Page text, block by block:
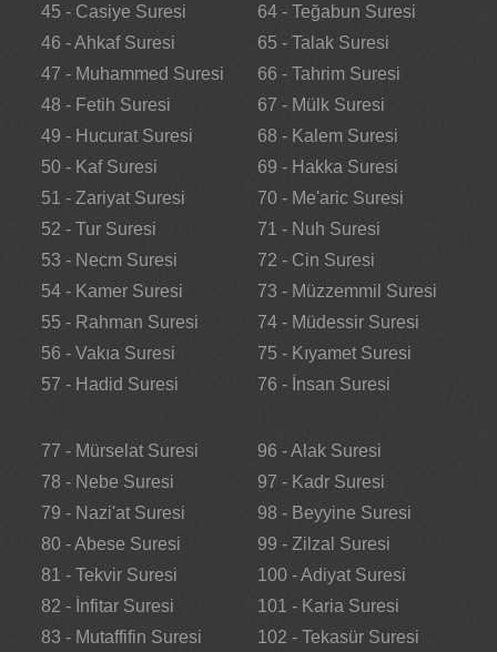
45 - Casiye Suresi
46 - Ahkaf Suresi
47 - Muhammed Suresi
48 - Fetih Suresi
49 - Hucurat Suresi
50 - Kaf Suresi
51 - Zariyat Suresi
52 - Tur Suresi
53 - Necm Suresi
54 - Kamer Suresi
55 - Rahman Suresi
56 - Vakıa Suresi
57 - Hadid Suresi
64 - Teğabun Suresi
65 - Talak Suresi
66 - Tahrim Suresi
67 - Mülk Suresi
68 - Kalem Suresi
69 - Hakka Suresi
70 - Me'aric Suresi
71 - Nuh Suresi
72 - Cin Suresi
73 - Müzzemmil Suresi
74 - Müdessir Suresi
75 - Kıyamet Suresi
76 - İnsan Suresi
77 - Mürselat Suresi
78 - Nebe Suresi
79 - Nazi'at Suresi
80 - Abese Suresi
81 - Tekvir Suresi
82 - İnfitar Suresi
83 - Mutaffifin Suresi
96 - Alak Suresi
97 - Kadr Suresi
98 - Beyyine Suresi
99 - Zilzal Suresi
100 - Adiyat Suresi
101 - Karia Suresi
102 - Tekasür Suresi